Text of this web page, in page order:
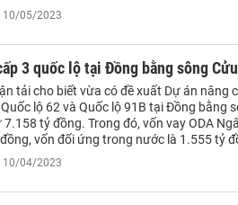
10/05/2023
3 quốc lộ tại Đồng bằng sông
tải cho biết vừa có đề xuất Dự án nâng
lộ 62 và Quốc lộ 91B tại Đồng bằng
tỷ đồng. Trong đó, vốn vay ODA
vốn đối ứng trong nước là 1.555 tỷ
10/04/2023